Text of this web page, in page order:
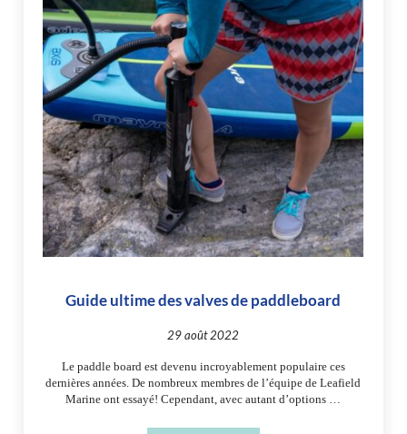
Guide ultime des valves de paddleboard
29 août 2022
Le paddle board est devenu incroyablement populaire ces
dernières années. De nombreux membres de l’équipe de Leafield
Marine ont essayé! Cependant, avec autant d’options …